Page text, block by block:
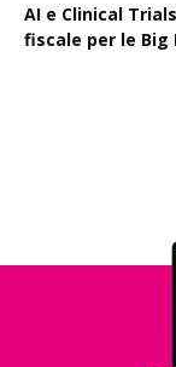
AI e Clinical
fiscale per le Big